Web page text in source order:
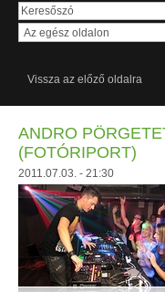
Vissza az előző oldalra
ANDRO
(FOTÓRIPORT)
2011.07.03. - 21:30